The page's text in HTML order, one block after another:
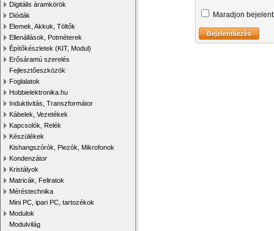
Digitális áramkörök
Diódák
Elemek, Akkuk, Töltők
Ellenállások, Potméterek
Építőkészletek (KIT, Modul)
Erősáramú szerelés
Fejlesztőeszközök
Foglalatok
Hobbielektronika.hu
Induktivitás, Transzformátor
Kábelek, Vezetékek
Kapcsolók, Relék
Készülékek
Kishangszórók, Piezók, Mikrofonok
Kondenzátor
Kristályok
Matricák, Feliratok
Méréstechnika
Mini PC, ipari PC, tartozékok
Modulok
Modulvilág
Maradjon